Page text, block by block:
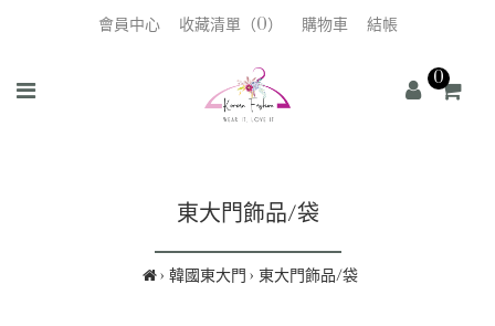
會員中心 收藏清單（0） 購物車 結帳
0
東大門飾品/袋
韓國東大門 東大門飾品/袋